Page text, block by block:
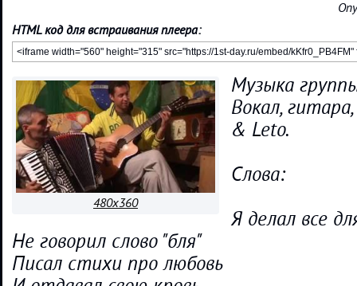
HTML код для встраивания плеера:
480x360
Музыка
Вокал,
& Leto.
Слова:
Я делал все
Не говорил слово "бля"
Писал стихи про любовь